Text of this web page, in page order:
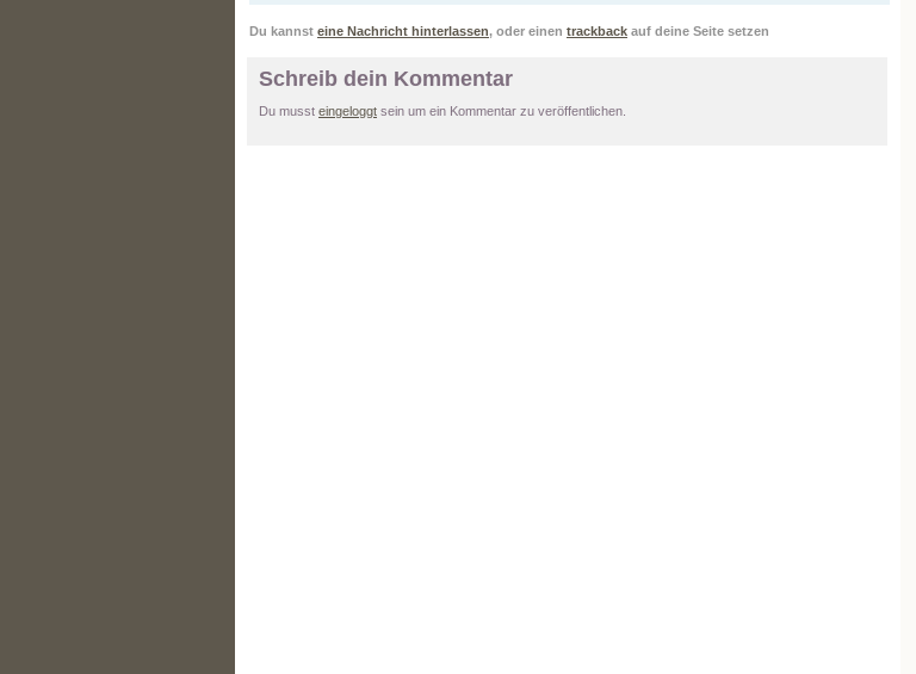
Du kannst eine Nachricht hinterlassen, oder einen trackback auf deine Seite setzen
Schreib dein Kommentar
Du musst eingeloggt sein um ein Kommentar zu veröffentlichen.